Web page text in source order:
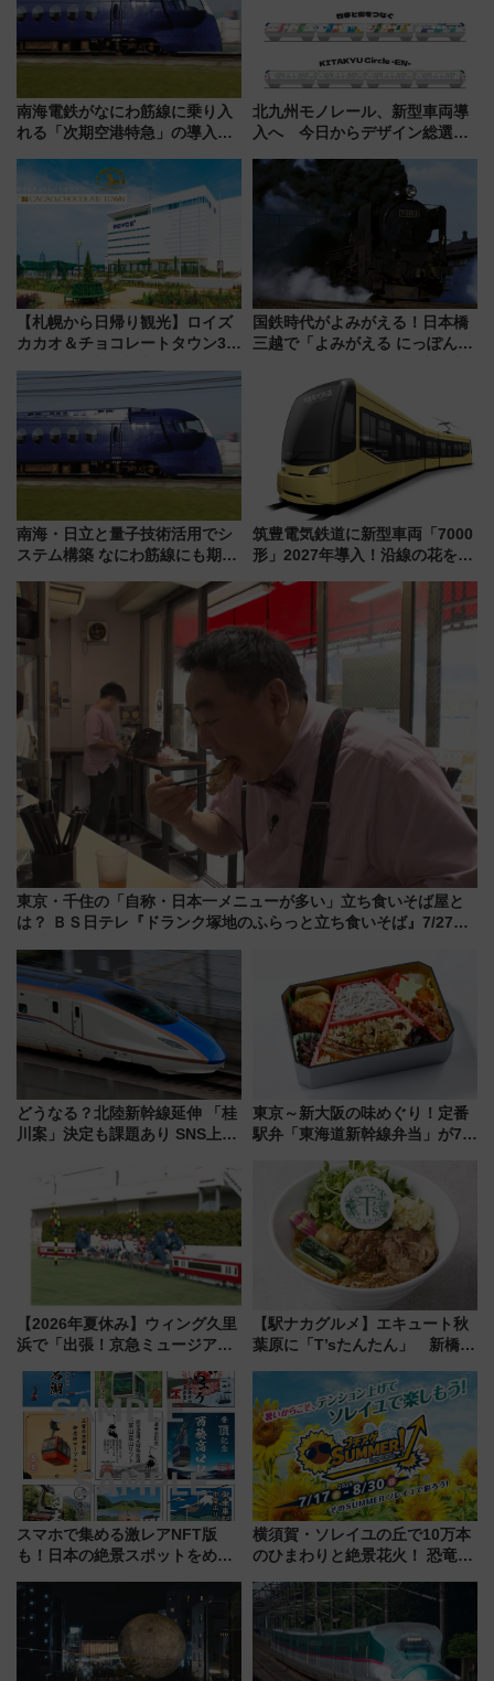
南海電鉄がなにわ筋線に乗り入
れる「次期空港特急」の導入を
日本初の鉄道デザイン
北九州モノレール、新型車両導
入へ 今日からデザイン総選挙
【札幌から日帰り観光】ロイズ
カカオ＆チョコレートタウン3周
詰め放題を開催、ロイズタウン
駅からのアクセスも
国鉄時代がよみがえる！日本橋
三越で「よみがえる にっぽんの
敬の名作写真も、駅弁フェスも
同時開催！
南海・日立と量子技術活用でシ
ステム構築 なにわ筋線にも期待
筑豊電気鉄道に新型車両「7000
形」2027年導入！沿線の花をイ
内は落ち着いたゆとりある空間
東京・千住の「自称・日本一メニューが多い」立ち食いそば屋と
は？ ＢＳ日テレ『ドランク塚地のふらっと立ち食いそば』7/27夜
どうなる？北陸新幹線延伸 「桂
川案」決定も課題あり SNS上の
東京～新大阪の味めぐり！定番
駅弁「東海道新幹線弁当」が7月
【2026年夏休み】ウィング久里
浜で「出張！京急ミュージア
ラリーや子ども制服撮影も
【駅ナカグルメ】エキュート秋
葉原に「T’sたんたん」 新橋に
饅」、オムライス専門店「肉と
たまご」新グルメ続々登場！
【2026年8月】
スマホで集める激レアNFT版
も！日本の絶景スポットをめぐ
ん)」企画がスタート
横須賀・ソレイユの丘で10万本
のひまわりと絶景花火！ 恐竜や
帰りお出かけ最新情報（2026年
7月17日～開催）